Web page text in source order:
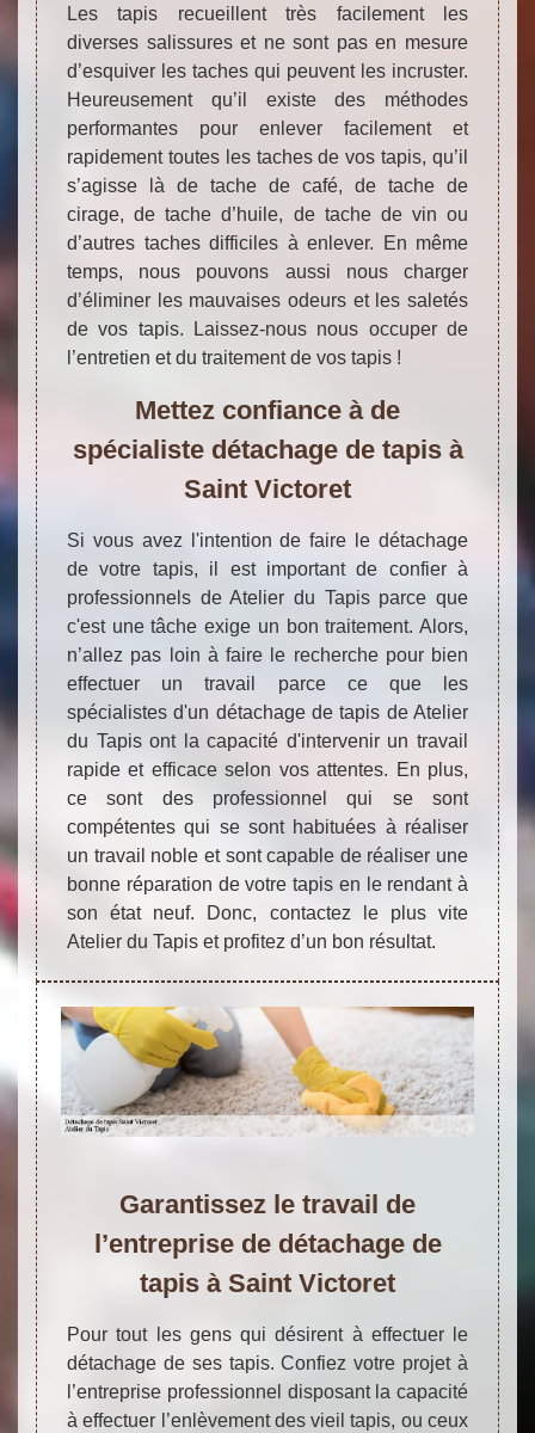
Les tapis recueillent très facilement les
diverses salissures et ne sont pas en mesure
d’esquiver les taches qui peuvent les incruster.
Heureusement qu’il existe des méthodes
performantes pour enlever facilement et
rapidement toutes les taches de vos tapis, qu’il
s’agisse là de tache de café, de tache de
cirage, de tache d’huile, de tache de vin ou
d’autres taches difficiles à enlever. En même
temps, nous pouvons aussi nous charger
d’éliminer les mauvaises odeurs et les saletés
de vos tapis. Laissez-nous nous occuper de
l’entretien et du traitement de vos tapis !
Mettez confiance à de
spécialiste détachage de tapis à
Saint Victoret
Si vous avez l'intention de faire le détachage
de votre tapis, il est important de confier à
professionnels de Atelier du Tapis parce que
c'est une tâche exige un bon traitement. Alors,
n’allez pas loin à faire le recherche pour bien
effectuer un travail parce ce que les
spécialistes d'un détachage de tapis de Atelier
du Tapis ont la capacité d'intervenir un travail
rapide et efficace selon vos attentes. En plus,
ce sont des professionnel qui se sont
compétentes qui se sont habituées à réaliser
un travail noble et sont capable de réaliser une
bonne réparation de votre tapis en le rendant à
son état neuf. Donc, contactez le plus vite
Atelier du Tapis et profitez d’un bon résultat.
Garantissez le travail de
l’entreprise de détachage de
tapis à Saint Victoret
Pour tout les gens qui désirent à effectuer le
détachage de ses tapis. Confiez votre projet à
l’entreprise professionnel disposant la capacité
à effectuer l’enlèvement des vieil tapis, ou ceux